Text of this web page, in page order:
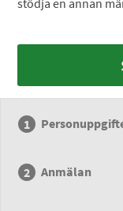
stödja en annan
Anmälan